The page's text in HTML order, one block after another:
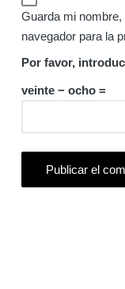
Guarda mi
navegador para la
Por favor,
veinte − ocho =